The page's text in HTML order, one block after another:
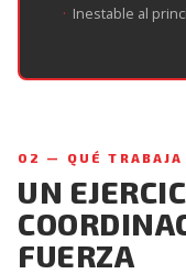
Inestable al
02 — QUÉ TRABAJA
UN
FUERZA